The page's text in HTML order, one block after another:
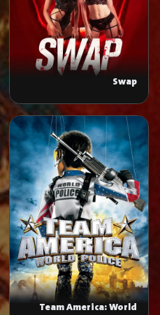
Swap
Team America: World